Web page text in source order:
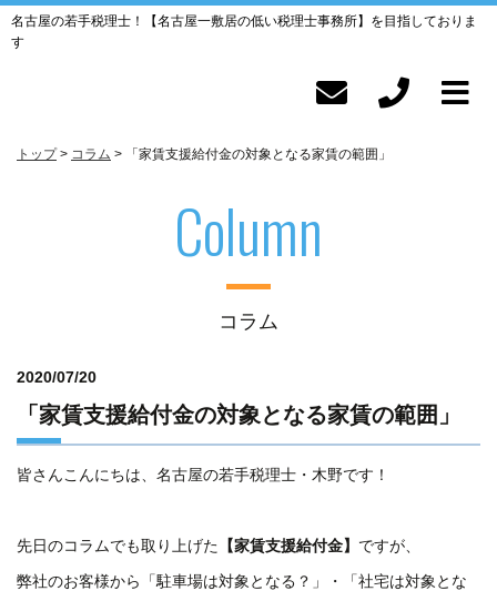
名古屋の若手税理士！【名古屋一敷居の低い税理士事務所】を目指しておりま
す
トップ コラム 「家賃支援給付金の対象となる家賃の範囲」
Column
コラム
2020/07/20
「家賃支援給付金の対象となる家賃の範囲」
皆さんこんにちは、名古屋の若手税理士・木野です！
先日のコラムでも取り上げた 【家賃支援給付金】 ですが、
弊社のお客様から「駐車場は対象となる？」・「社宅は対象とな